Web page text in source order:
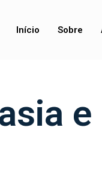
Início Sobre